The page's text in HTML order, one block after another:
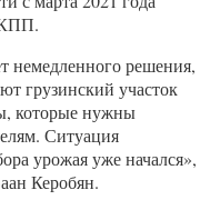
КПП.
немедленного решения,
грузинский участок
которые нужны
Ситуация
урожая уже начался»,
Керобян.